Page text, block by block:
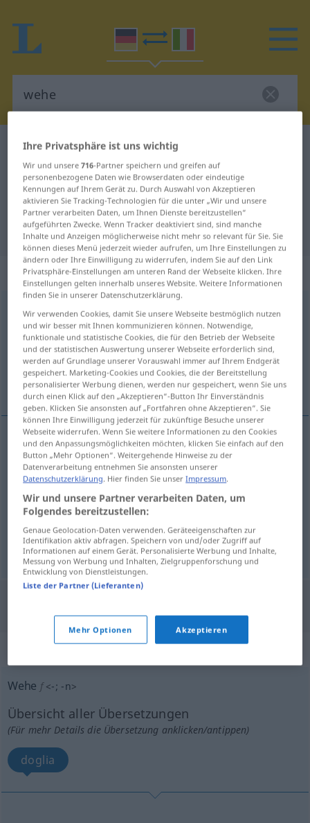
Deutsch-Italienisch Wörterbuch
Deutsch-Italienisch Übersetzung
für "wehe"
"wehe" Italienisch Übersetzung
„wehe“: Interjektion, Ausruf
weheint
Übersicht aller Übersetzungen
(Für mehr Details die Übersetzung anklicken/antippen)
ahimè guai
ahimè wehe
guai wehe
"Wehe" Italienisch Übersetzung
„Wehe“: Femininum
Wehe f <-; -n>
Übersicht aller Übersetzungen
(Für mehr Details die Übersetzung anklicken/antippen)
doglia
Ihre Privatsphäre ist uns wichtig
Wir und unsere716-Partner speichern und greifen auf
personenbezogene Daten wie Browserdaten oder eindeutige
Kennungen auf Ihrem Gerät zu. Durch Auswahl von Akzeptieren
aktivieren Sie Tracking-Technologien für die unter „Wir und unsere
Partner verarbeiten Daten, um Ihnen Dienste bereitzustellen“
aufgeführten Zwecke. Wenn Tracker deaktiviert sind, sind manche
Inhalte und Anzeigen möglicherweise nicht mehr so relevant für Sie. Sie
können dieses Menü jederzeit wieder aufrufen, um Ihre Einstellungen zu
ändern oder Ihre Einwilligung zu widerrufen, indem Sie auf den Link
Privatsphäre-Einstellungen am unteren Rand der Webseite klicken. Ihre
Einstellungen gelten innerhalb unseres Website. Weitere Informationen
finden Sie in unserer Datenschutzerklärung.
Wir verwenden Cookies, damit Sie unsere Webseite bestmöglich nutzen
und wir besser mit Ihnen kommunizieren können. Notwendige,
funktionale und statistische Cookies, die für den Betrieb der Webseite
und der statistischen Auswertung unserer Webseite erforderlich sind,
werden auf Grundlage unserer Vorauswahl immer auf Ihrem Endgerät
gespeichert. Marketing-Cookies und Cookies, die der Bereitstellung
personalisierter Werbung dienen, werden nur gespeichert, wenn Sie uns
durch einen Klick auf den „Akzeptieren“-Button Ihr Einverständnis
geben. Klicken Sie ansonsten auf „Fortfahren ohne Akzeptieren“. Sie
können Ihre Einwilligung jederzeit für zukünftige Besuche unserer
Webseite widerrufen. Wenn Sie weitere Informationen zu den Cookies
und den Anpassungsmöglichkeiten möchten, klicken Sie einfach auf den
Button „Mehr Optionen“. Weitergehende Hinweise zu der
Datenverarbeitung entnehmen Sie ansonsten unserer
Datenschutzerklärung. Hier finden Sie unserImpressum.
Wir und unsere Partner verarbeiten Daten, um
Folgendes bereitzustellen:
Genaue Geolocation-Daten verwenden. Geräteeigenschaften zur
Identifikation aktiv abfragen. Speichern von und/oder Zugriff auf
Informationen auf einem Gerät. Personalisierte Werbung und Inhalte,
Messung von Werbung und Inhalten, Zielgruppenforschung und
Entwicklung von Dienstleistungen.
Liste der Partner (Lieferanten)
Mehr Optionen Akzeptieren